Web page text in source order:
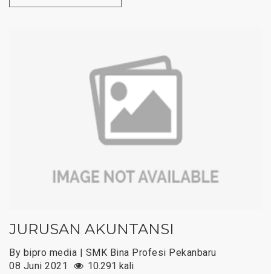
JURUSAN AKUNTANSI
By bipro media | SMK Bina Profesi Pekanbaru
08 Juni 2021
10.291 kali